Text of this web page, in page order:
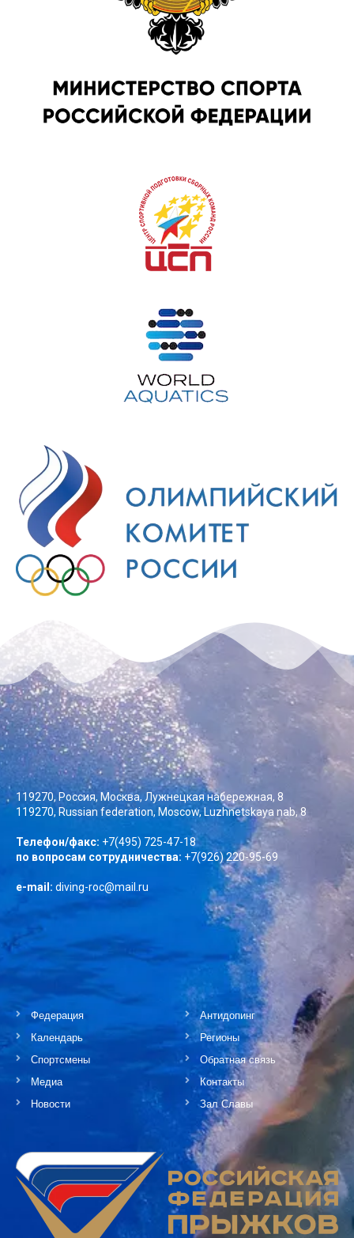
119270, Россия, Москва, Лужнецкая набережная, 8
119270, Russian federation, Moscow, Luzhnetskaya nab, 8
Телефон/факс: +7(495) 725-47-18
по вопросам сотрудничества: +7(926) 220-95-69
e-mail: diving-roc@mail.ru
Федерация
Календарь
Спортсмены
Медиа
Новости
Антидопинг
Регионы
Обратная связь
Контакты
Зал Славы